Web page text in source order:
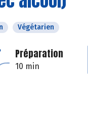
Végétarien
Préparation
10 min